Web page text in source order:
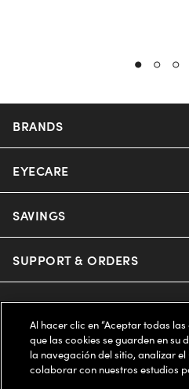
BRANDS
Nuance Audio
Ray-Ban
Oakley
Oakley Meta
Miu Miu
EYECARE
Our Eyeglasses
Our Sunglasses
Our Contact Lenses
Ray-Ban | Meta
SAVINGS
Offers & Discount
Insurance
FSA & HSA
SUPPORT & ORDERS
Help Center
Online Order Status
LEGAL
Privacy Policy
COMPANY INFO
Al hacer clic en “Aceptar todas
que las cookies se guarden en
la navegación del sitio, analizar el
colaborar con nuestros estudios